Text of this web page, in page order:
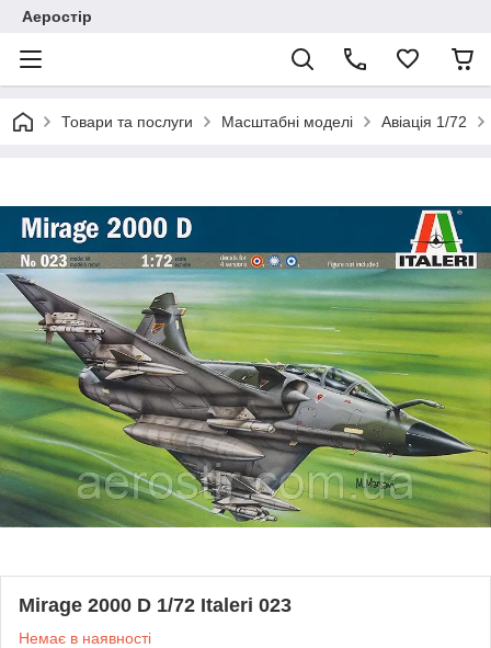
Аеростір
Товари та послуги Масштабні моделі Авіація 1/72
Mirage 2000 D 1/72 Italeri 023
Немає в наявності